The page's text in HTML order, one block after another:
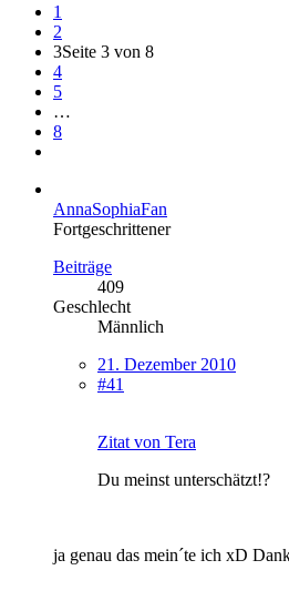
1
2
3Seite 3 von 8
4
5
…
8
AnnaSophiaFan
Fortgeschrittener
Beiträge
409
Geschlecht
Männlich
21. Dezember 2010
#41
Zitat von Tera
Du meinst unterschätzt!?
ja genau das mein´te ich xD